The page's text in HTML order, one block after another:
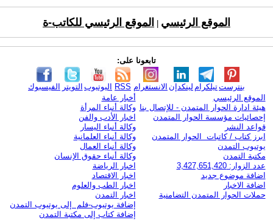
الموقع الرئيسي الموقع الرئيسي للكاتب-ة
تابعونا على:
الفيسبوك التويتر اليوتيوب RSS الانستغرام لينكدإن تيلكرامبنترست
الموقع الرئيسي
هيئة ادارة الحوار المتمدن - للإتصال بنا
إحصائيات مؤسسة الحوار المتمدن
قواعد النشر
ابرز كتاب / كاتبات الحوار المتمدن
يوتيوب التمدن
مكتبة التمدن
عدد الزوار: 3,427,651,420
اضافة موضوع جديد
اضافة الاخبار
حملات الحوار المتمدن التضامنية
أخبار عامة
وكالة أنباء المرأة
اخبار الأدب والفن
وكالة أنباء اليسار
وكالة أنباء العلمانية
وكالة أنباء العمال
وكالة أنباء حقوق الإنسان
اخبار الرياضة
اخبار الاقتصاد
اخبار الطب والعلوم
اخبار التمدن
إضافة يوتيوب-فلم إلى يوتيوب التمدن
إضافة كتاب إلى مكتبة التمدن